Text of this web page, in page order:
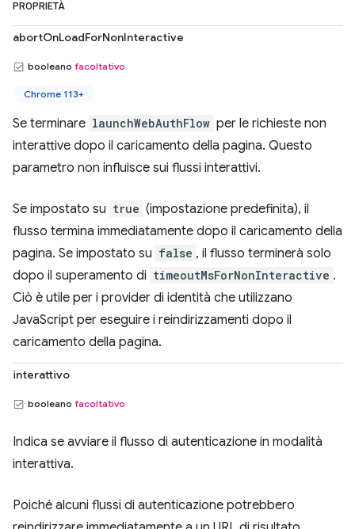
PROPRIETÀ
abortOnLoadForNonInteractive
booleano facoltativo
Chrome 113+
Se terminare launchWebAuthFlow per le richieste non
interattive dopo il caricamento della pagina. Questo
parametro non influisce sui flussi interattivi.
Se impostato su true (impostazione predefinita), il
flusso termina immediatamente dopo il caricamento della
pagina. Se impostato su false , il flusso terminerà solo
dopo il superamento di timeoutMsForNonInteractive .
Ciò è utile per i provider di identità che utilizzano
JavaScript per eseguire i reindirizzamenti dopo il
caricamento della pagina.
interattivo
booleano facoltativo
Indica se avviare il flusso di autenticazione in modalità
interattiva.
Poiché alcuni flussi di autenticazione potrebbero